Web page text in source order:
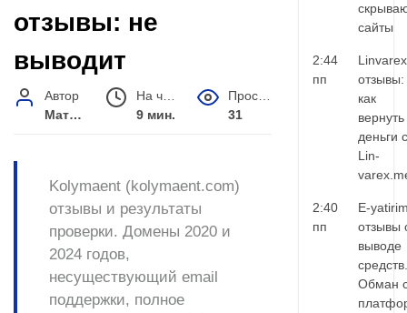
отзывы: не
выводит
Автор
Матвей Иванов
9 мин.
31
Kolymaent (kolymaent.com)
отзывы и результаты
проверки. Домены 2020 и
2024 годов,
несуществующий email
поддержки, полное
сайты
2:44
пп
Linvarex
отзывы:
как
вернуть
деньги с
Lin-
2:40
пп
E-
отзывы
выводе
средств.
Обман